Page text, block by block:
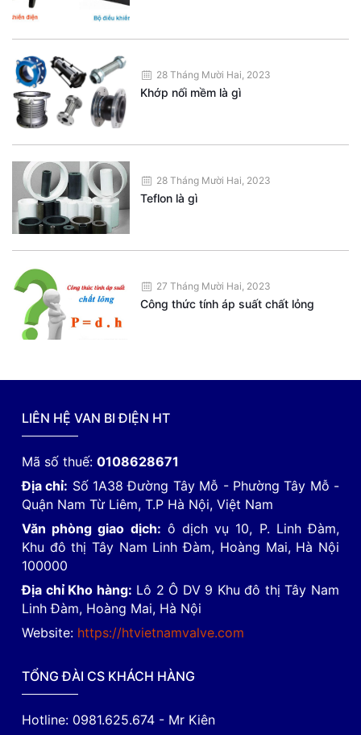
28 Tháng Mười Hai, 2023
Khớp nối mềm là gì
28 Tháng Mười Hai, 2023
Teflon là gì
27 Tháng Mười Hai, 2023
Công thức tính áp suất chất lỏng
LIÊN HỆ VAN BI ĐIỆN HT
Mã số thuế: 0108628671
Địa chỉ: Số 1A38 Đường Tây Mỗ - Phường Tây Mỗ -
Quận Nam Từ Liêm, T.P Hà Nội, Việt Nam
Văn phòng giao dịch: ô dịch vụ 10, P. Linh Đàm,
Khu đô thị Tây Nam Linh Đàm, Hoàng Mai, Hà Nội
100000
Địa chỉ Kho hàng: Lô 2 Ô DV 9 Khu đô thị Tây Nam
Linh Đàm, Hoàng Mai, Hà Nội
Website: https://htvietnamvalve.com
TỔNG ĐÀI CS KHÁCH HÀNG
Hotline: 0981.625.674 - Mr Kiên